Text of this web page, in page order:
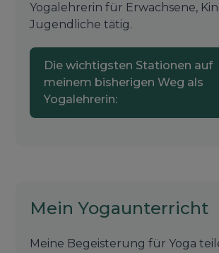
Yogalehrerin für Erwachsene,
Jugendliche tätig.
Die wichtigsten Stationen auf
meinem bisherigen Weg als
Yogalehrerin:
Mein Yogaunterricht
Meine Begeisterung für Yoga